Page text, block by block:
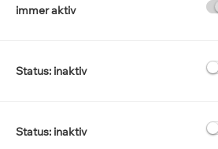
Beziehbar
immer aktiv
Status: inaktiv
Status: inaktiv